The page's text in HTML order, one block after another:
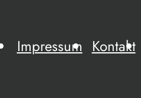
Impressum Kontakt